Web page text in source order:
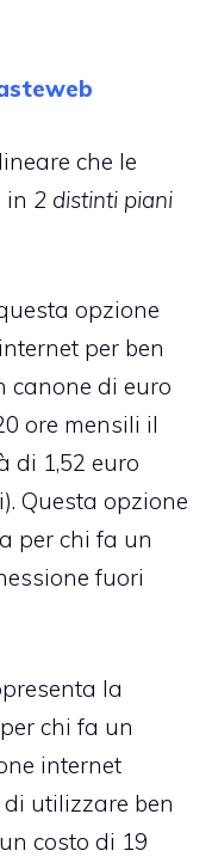
che le
in 2 distinti piani
opzione
per ben
canone di euro
ore mensili il
di 1,52 euro
Questa opzione
per chi fa un
fuori
la
chi fa un
internet
utilizzare ben
costo di 19